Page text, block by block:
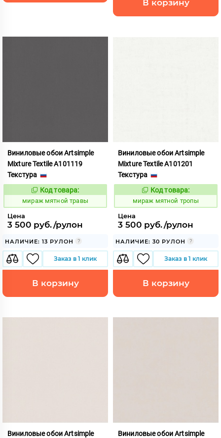
В корзину
Виниловые обои Artsimple
Mixture Textile A101119
Текстура
992232
Код товара:
мираж мятной травы
Цена
3 500 руб./рулон
НАЛИЧИЕ: 13 РУЛОН
Заказ в 1 клик
В корзину
Виниловые обои Artsimple
Mixture Textile A101201
Текстура
992233
Код товара:
мираж мятной тропы
Цена
3 500 руб./рулон
НАЛИЧИЕ: 30 РУЛОН
Заказ в 1 клик
В корзину
Виниловые обои Artsimple
Виниловые обои Artsimple